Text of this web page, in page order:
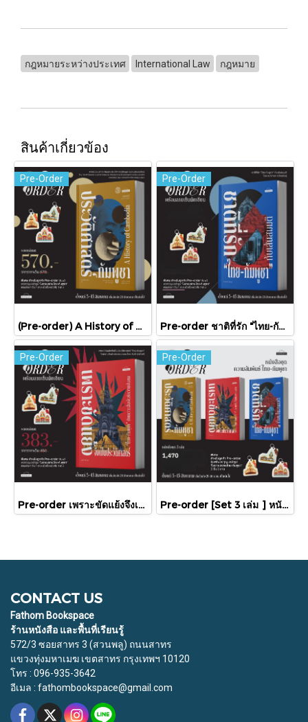
กฎหมายระหว่างประเทศ International Law กฎหมาย
สินค้าเกี่ยวข้อง
Pre-Order
(Pre-order) A History of Cambodia ประวัติศาสตร์กัมพูชา (ฉบับปรับปรุงใหม่) / David Chandler / มติชน
Pre-Order
Pre-order ชาติที่รัก "ไทย-กัมพูชา" กับเส้นสมมติ / พวงทอง ภวัครพันธุ์ / มติชน
Pre-Order
Pre-order เพราะขัดแย้งจึงเป็นประวัติศาสตร์ "ไทย-กัมพูชา" กับความสัมพันธ์หวานปนขม / มติชน
Pre-Order
Pre-order [Set 3 เล่ม ] หนังสือชุดความสัมพันธ์ "ไทย-กัมพูชา" / มติชน
CONTACT US
Fathom Bookspace
ร้านหนังสือ และพื้นที่เรียนรู้
572/3 ซอยสาทร 3 (สวนพลู) ถนนสาทร
แขวงทุ่งมหาเมฆ เขตสาทร กรุงเทพฯ 10120
โทร : 096-935-3642
อีเมล : fathombookspace@gmail.com